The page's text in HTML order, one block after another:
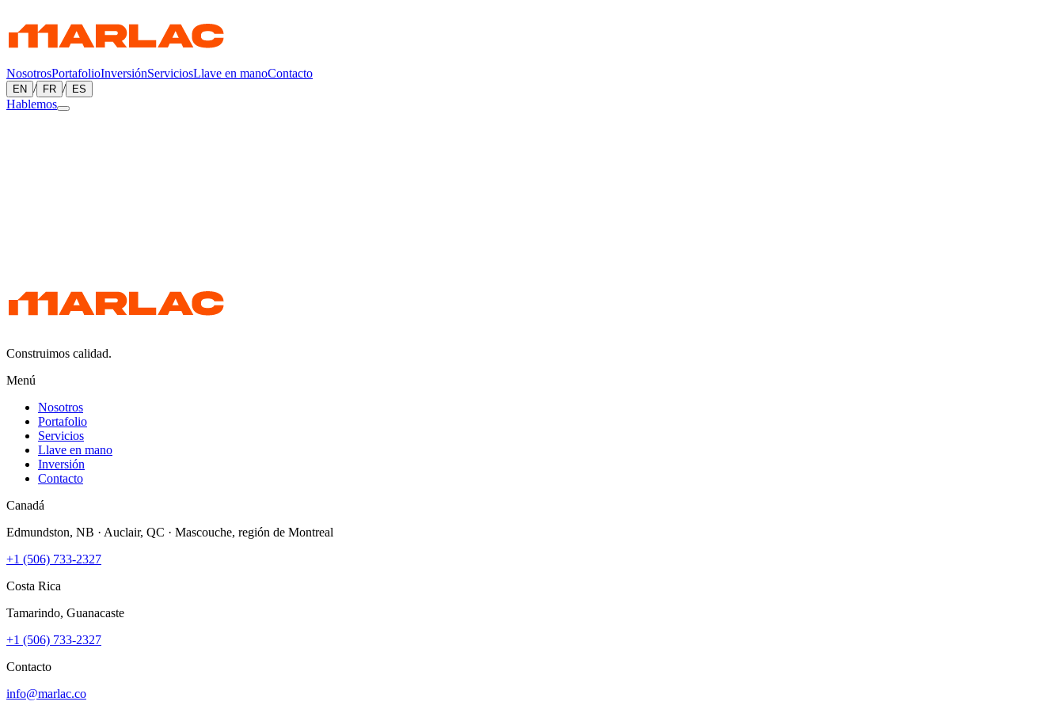
NosotrosPortafolioInversiónServiciosLlave en manoContacto
EN / FR / ES
Hablemos
Construimos calidad.
Menú
Nosotros
Portafolio
Servicios
Llave en mano
Inversión
Contacto
Canadá
Edmundston, NB · Auclair, QC · Mascouche, región de Montreal
+1 (506) 733-2327
Costa Rica
Tamarindo, Guanacaste
+1 (506) 733-2327
Contacto
info@marlac.co